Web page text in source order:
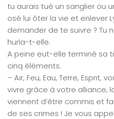
tu aurais tué un sanglier ou
osé lui ôter la vie et enlever
demander de te suivre ? Tu
hurla-t-elle.
A peine eut-elle terminé sa
cinq éléments.
– Air, Feu, Eau, Terre, Esprit,
vivre grâce à votre alliance,
viennent d’être commis et
de ses crimes ! Je vous